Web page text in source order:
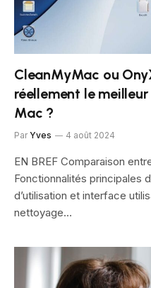
CleanMyMac ou
réellement le
Mac ?
Par Yves 4 août 2024
EN BREF Comparaison
Fonctionnalités principales
d’utilisation et interface
nettoyage…